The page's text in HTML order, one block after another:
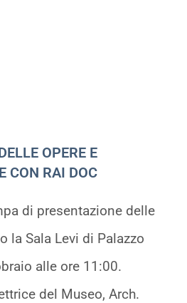
OPERE E
CON RAI DOC
di presentazione delle
la Sala Levi di Palazzo
alle ore 11:00.
del Museo, Arch.